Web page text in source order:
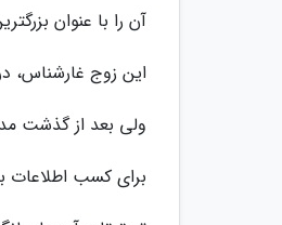
آن را با عنوان
این زوج غارشناس،
ولی بعد از گذشت
برای کسب اطلاعات بیشتر از این